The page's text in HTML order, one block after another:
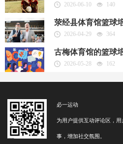
2026-06-10 140
荥经县体育馆篮球
2026-04-29 364
古梅体育馆的篮球
2026-05-28 162
必一运动
为用户提供互动评论区，
事，增加社交氛围。